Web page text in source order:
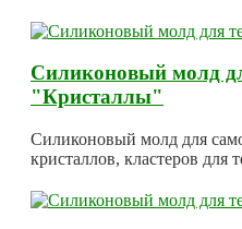
Силиконовый молд
"Кристаллы"
Силиконовый молд для
кристаллов, кластеров для